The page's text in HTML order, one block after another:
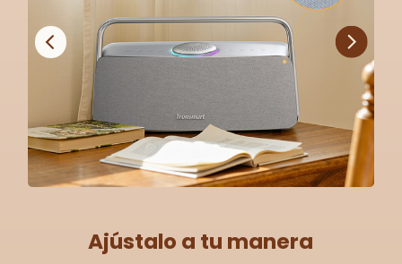
Ajústalo a tu manera